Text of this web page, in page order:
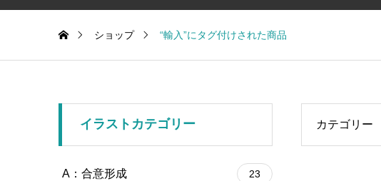
ショップ “輸入”にタグ付けされた商品
カテゴリー
イラストカテゴリー
A：合意形成 23